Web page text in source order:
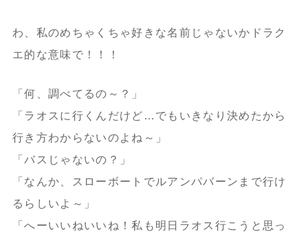
わ、私のめちゃくちゃ好きな名前じゃないかドラク
エ的な意味で！！！
「何、調べてるの～？」
「ラオスに行くんだけど…でもいきなり決めたから
行き方わからないのよね～」
「バスじゃないの？」
「なんか、スローボートでルアンパバーンまで行け
るらしいよ～」
「へーいいねいいね！私も明日ラオス行こうと思っ